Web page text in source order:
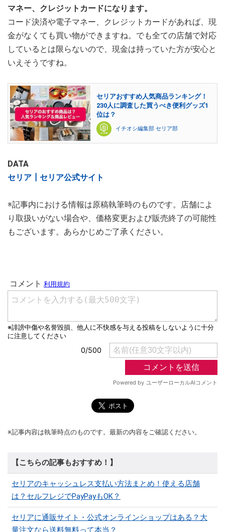
マネー、クレジットカードになります。
コード決済や電子マネー、クレジットカードがあれば、現
金がなくても買い物ができますね。でも全ての店舗で対応
しているとは限らないので、現金は持っていた方が安心と
いえそうですね。
セリアおすすめ人気商品ランキング！
230人に調査した買うべき便利グッズ1
位は？
イチオシ編集部 セリア部
DATA
セリア┃セリア公式サイト
※記事内における情報は原稿執筆時のものです。店舗によ
り取扱いがない場合や、価格変更および販売終了の可能性
もございます。あらかじめご了承ください。
※記事内容は執筆時点のものです。最新の内容をご確認ください。
【こちらの記事もおすすめ！】
セリアのキャッシュレス支払い方法まとめ！使える店舗
は？セルフレジでPayPayもOK？
セリアに通販サイト・公式オンラインショップはある？大
量注文なら送料無料って本当？